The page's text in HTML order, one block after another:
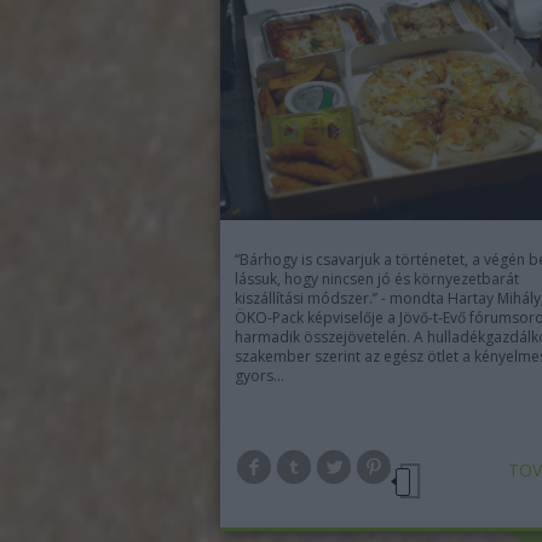
“Bárhogy is csavarjuk a történetet, a végén
lássuk, hogy nincsen jó és környezetbarát
kiszállítási módszer.” - mondta Hartay
ÖKO-Pack képviselője a Jövő-t-Evő
harmadik összejövetelén. A
szakember szerint az egész ötlet a
gyors…